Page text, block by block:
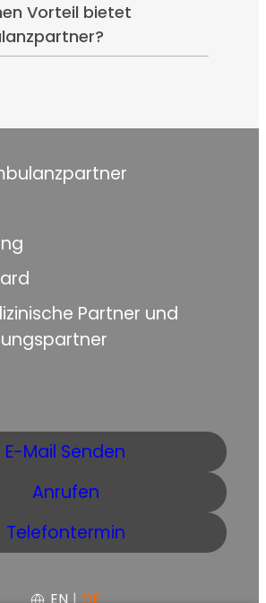
Vorteil bietet
Partner und
E-Mail Senden
Anrufen
Telefontermin